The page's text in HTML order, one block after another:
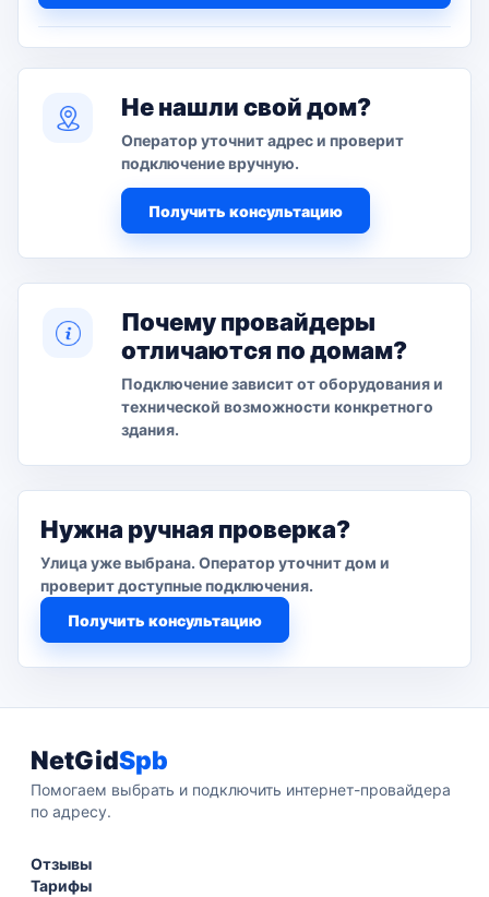
Не нашли свой дом?
Оператор уточнит адрес и проверит
подключение вручную.
Получить консультацию
Почему провайдеры
отличаются по домам?
Подключение зависит от оборудования и
технической возможности конкретного
здания.
Нужна ручная проверка?
Улица уже выбрана. Оператор уточнит дом и
проверит доступные подключения.
Получить консультацию
NetGidSpb
Помогаем выбрать и подключить интернет-провайдера
по адресу.
Отзывы
Тарифы